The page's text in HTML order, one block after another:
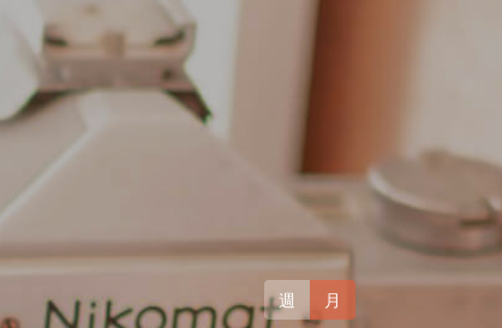
週 月